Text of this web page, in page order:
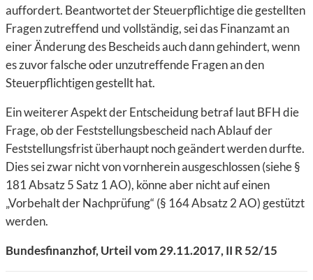
auffordert. Beantwortet der Steuerpflichtige die gestellten
Fragen zutreffend und vollständig, sei das Finanzamt an
einer Änderung des Bescheids auch dann gehindert, wenn
es zuvor falsche oder unzutreffende Fragen an den
Steuerpflichtigen gestellt hat.
Ein weiterer Aspekt der Entscheidung betraf laut BFH die
Frage, ob der Feststellungsbescheid nach Ablauf der
Feststellungsfrist überhaupt noch geändert werden durfte.
Dies sei zwar nicht von vornherein ausgeschlossen (siehe §
181 Absatz 5 Satz 1 AO), könne aber nicht auf einen
„Vorbehalt der Nachprüfung“ (§ 164 Absatz 2 AO) gestützt
werden.
Bundesfinanzhof, Urteil vom 29.11.2017, II R 52/15